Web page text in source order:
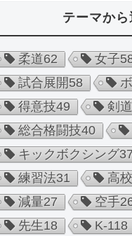
テーマから
柔道62 女子
試合展開58
得意技49 剣道
総合格闘技40
キックボクシング
練習法31 高
減量27 空手
先生18 K-118